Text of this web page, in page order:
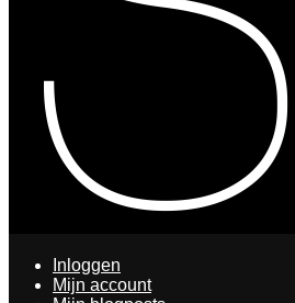
Inloggen
Mijn account